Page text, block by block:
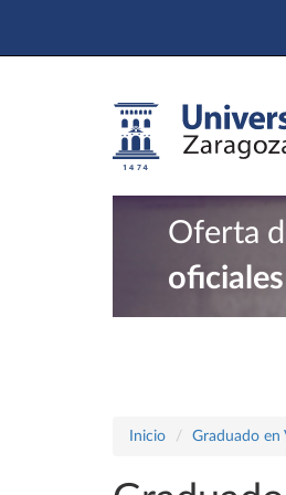
Oferta
oficiales
Inicio Graduado en